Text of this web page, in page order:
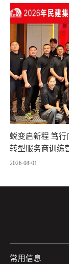
蜕变启新程 笃
转型服务商训练
2026-08-01
常用信息